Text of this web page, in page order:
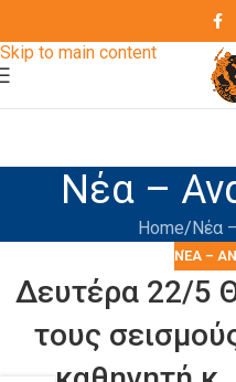
Skip to main content
Νέα –
Home Νέα
ΝΈΑ –
Δευτέρα 22/5
τους